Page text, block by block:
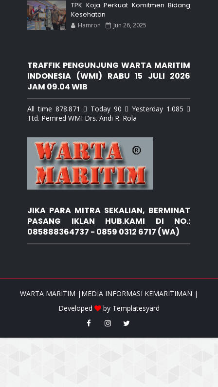
TPK Koja Perkuat Komitmen Bidang
Kesehatan
Hamron Jun 26, 2025
TRAFFIK PENGUNJUNG WARTA MARITIM
INDONESIA (WMI) RABU 15 JULI 2026
JAM 09.04 WIB
All time 878.871  Today 90  Yesterday 1.085 
Ttd. Pemred WMI Drs. Andi R. Rola
JIKA PARA MITRA SEKALIAN, BERMINAT
PASANG IKLAN HUB.KAMI DI NO.:
085888364737 - 0859 0312 6717 (WA)
WARTA MARITIM |MEDIA INFORMASI KEMARITIMAN |
Developed
by Templatesyard